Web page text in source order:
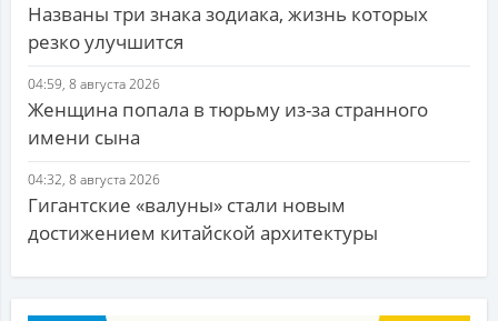
Названы три знака зодиака, жизнь которых
резко улучшится
04:59, 8 августа 2026
Женщина попала в тюрьму из-за странного
имени сына
04:32, 8 августа 2026
Гигантские «валуны» стали новым
достижением китайской архитектуры